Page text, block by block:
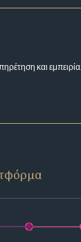
και εμπειρία.